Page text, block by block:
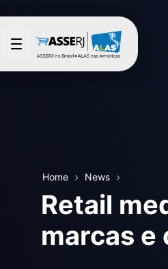
Skip to Main Content
Home News
Retail
marcas e